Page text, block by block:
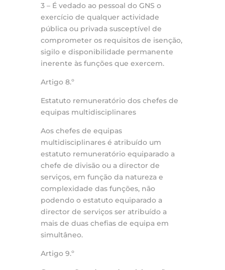
3 – É vedado ao pessoal do GNS o
exercício de qualquer actividade
pública ou privada susceptível de
comprometer os requisitos de isenção,
sigilo e disponibilidade permanente
inerente às funções que exercem.
Artigo 8.º
Estatuto remuneratório dos chefes de
equipas multidisciplinares
Aos chefes de equipas
multidisciplinares é atribuído um
estatuto remuneratório equiparado a
chefe de divisão ou a director de
serviços, em função da natureza e
complexidade das funções, não
podendo o estatuto equiparado a
director de serviços ser atribuído a
mais de duas chefias de equipa em
simultâneo.
Artigo 9.º